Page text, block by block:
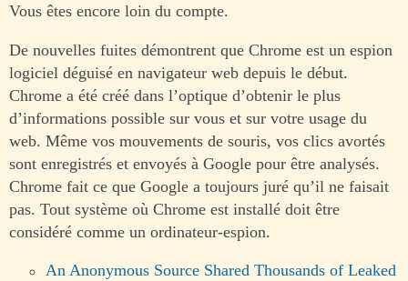
Vous êtes encore loin du compte.
De nouvelles fuites démontrent que Chrome est un espion
logiciel déguisé en navigateur web depuis le début.
Chrome a été créé dans l’optique d’obtenir le plus
d’informations possible sur vous et sur votre usage du
web. Même vos mouvements de souris, vos clics avortés
sont enregistrés et envoyés à Google pour être analysés.
Chrome fait ce que Google a toujours juré qu’il ne faisait
pas. Tout système où Chrome est installé doit être
considéré comme un ordinateur-espion.
An Anonymous Source Shared Thousands of Leaked